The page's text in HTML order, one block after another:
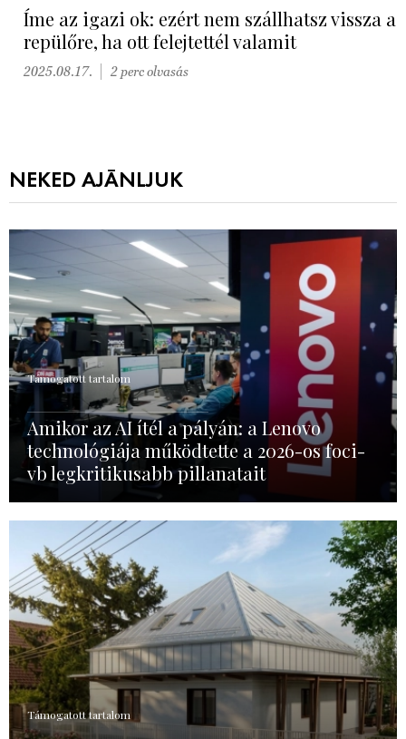
Íme az igazi ok: ezért nem szállhatsz vissza a
repülőre, ha ott felejtettél valamit
2025.08.17. 2 perc olvasás
NEKED AJÁNLJUK
Támogatott tartalom
Amikor az AI ítél a pályán: a Lenovo
technológiája működtette a 2026-os foci-
vb legkritikusabb pillanatait
Támogatott tartalom